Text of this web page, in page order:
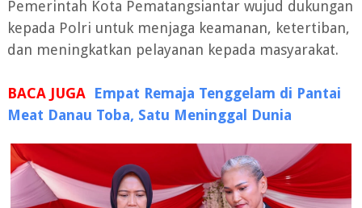
Pemerintah Kota Pematangsiantar wujud dukungan
kepada Polri untuk menjaga keamanan, ketertiban,
dan meningkatkan pelayanan kepada masyarakat.
BACA JUGA Empat Remaja Tenggelam di Pantai
Meat Danau Toba, Satu Meninggal Dunia